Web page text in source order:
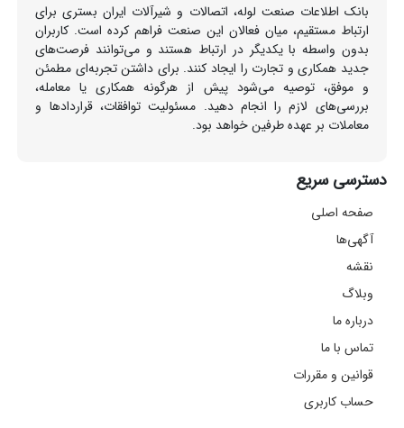
بانک اطلاعات صنعت لوله، اتصالات و شیرآلات ایران بستری برای
ارتباط مستقیم، میان فعالان این صنعت فراهم کرده است. کاربران
بدون واسطه با یکدیگر در ارتباط هستند و می‌توانند فرصت‌های
جدید همکاری و تجارت را ایجاد کنند. برای داشتن تجربه‌ای مطمئن
و موفق، توصیه می‌شود پیش از هرگونه همکاری یا معامله،
بررسی‌های لازم را انجام دهید. مسئولیت توافقات، قراردادها و
معاملات بر عهده طرفین خواهد بود.
دسترسی سریع
صفحه اصلی
آگهی‌ها
نقشه
وبلاگ
درباره ما
تماس با ما
قوانین و مقررات
حساب کاربری